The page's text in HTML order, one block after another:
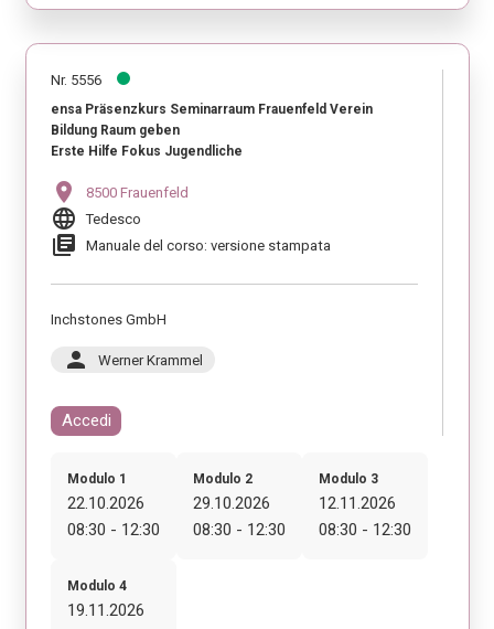
Nr. 5556
ensa Präsenzkurs Seminarraum Frauenfeld Verein
Bildung Raum geben
Erste Hilfe Fokus Jugendliche
location_on 8500 Frauenfeld
language Tedesco
library_books Manuale del corso: versione stampata
Inchstones GmbH
person Werner Krammel
Accedi
Modulo 1
22.10.2026
08:30 - 12:30
Modulo 2
29.10.2026
08:30 - 12:30
Modulo 3
12.11.2026
08:30 - 12:30
Modulo 4
19.11.2026